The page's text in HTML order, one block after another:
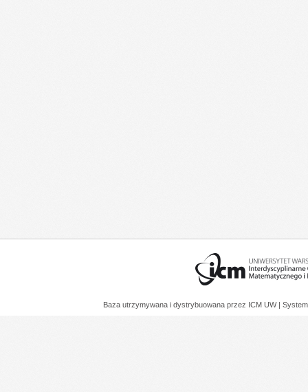
Baza utrzymywana i dystrybuowana przez ICM UW |